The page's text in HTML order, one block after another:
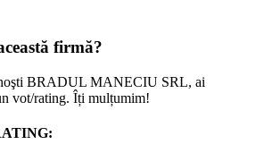
firmă?
BRADUL MANECIU SRL, ai
vot/rating. Îți mulțumim!